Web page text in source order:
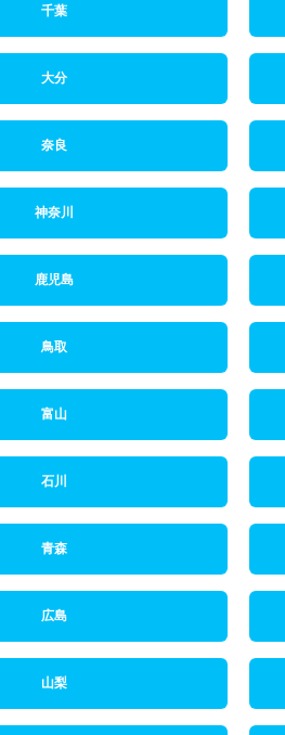
千葉
大分
奈良
神奈川
鹿児島
鳥取
富山
石川
青森
広島
山梨